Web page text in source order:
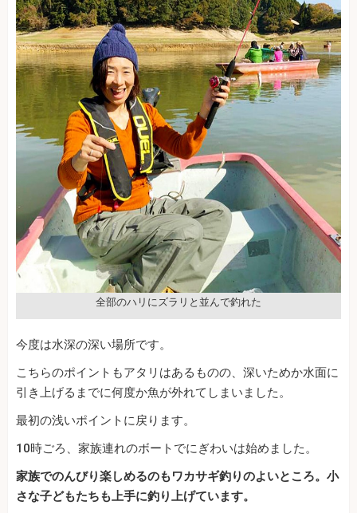
全部のハリにズラリと並んで釣れた
今度は水深の深い場所です。
こちらのポイントもアタリはあるものの、深いためか水面に
引き上げるまでに何度か魚が外れてしまいました。
最初の浅いポイントに戻ります。
10時ごろ、家族連れのボートでにぎわいは始めました。
家族でのんびり楽しめるのもワカサギ釣りのよいところ。小
さな子どもたちも上手に釣り上げています。